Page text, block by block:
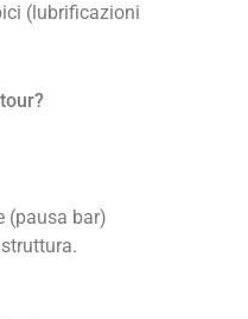
(lubrificazioni
(pausa bar)